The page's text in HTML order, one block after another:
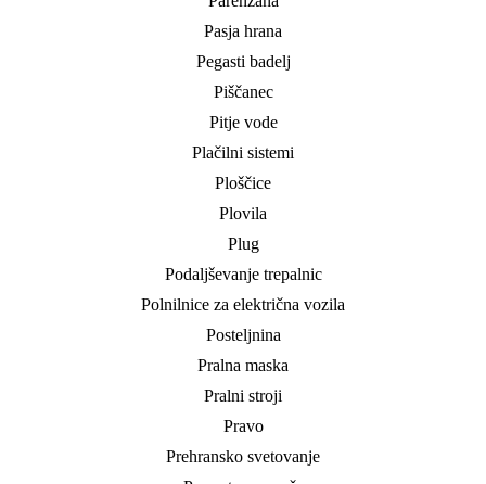
Pasja hrana
Pegasti badelj
Piščanec
Pitje vode
Plačilni sistemi
Ploščice
Plovila
Plug
Podaljševanje trepalnic
Polnilnice za električna vozila
Posteljnina
Pralna maska
Pralni stroji
Pravo
Prehransko svetovanje